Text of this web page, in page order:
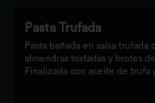
Pasta Trufada
Pasta bañada en salsa trufada
almendras tostadas y brotes
Finalizada con aceite de trufa